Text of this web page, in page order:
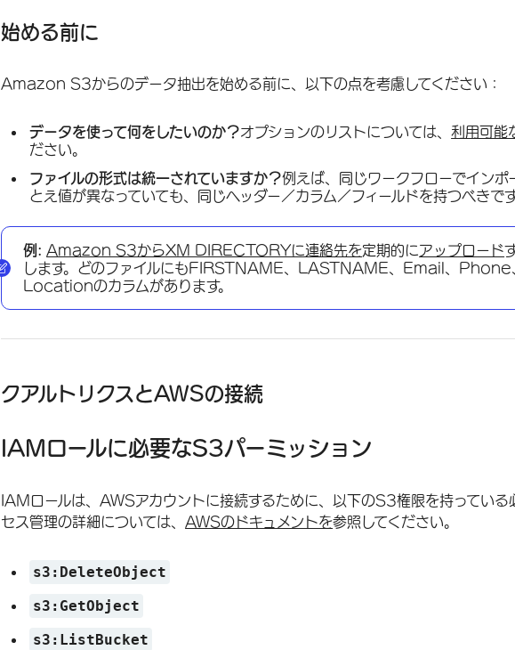
始める前に
Amazon S3からのデータ抽出を始める前に、以下の点を考慮してください：
データを使って何をしたいのか？オプションのリストについては、利用可能
ださい。
ファイルの形式は統一されていますか？例えば、同じワークフローでインポ
とえ値が異なっていても、同じヘッダー／カラム／フィールドを持つべきです
例: Amazon S3からXM DIRECTORYに連絡先を定期的にアップロード
します。どのファイルにもFIRSTNAME、LASTNAME、Email、
Locationのカラムがあります。
クアルトリクスとAWSの接続
IAMロールに必要なS3パーミッション
IAMロールは、AWSアカウントに接続するために、以下のS3権限を持っている
セス管理の詳細については、 AWSのドキュメントを参照してください。
s3:DeleteObject
s3:GetObject
s3:ListBucket